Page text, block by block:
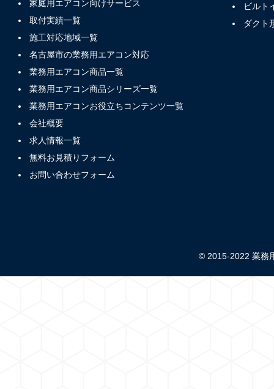
家庭用エアコン向けサービス
取付実績一覧
施工対応地域一覧
名古屋市の業務用エアコン対応
業務用エアコン商品一覧
業務用エアコン商品シリーズ一覧
業務用エアコンお役立ちコンテンツ一覧
会社概要
求人情報一覧
無料お見積りフォーム
お問い合わせフォーム
ビルト
ダクト
© 2015-2022 業務